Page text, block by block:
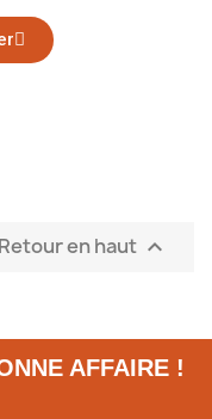
Retour en haut 
AFFAIRE !